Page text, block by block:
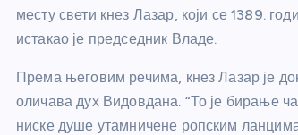
месту свети кнез Лазар, који се 1389.
истакао је председник Владе.
Према његовим речима, кнез Лазар је
оличава дух Видовдана. “То је бирање
ниске душе утамничене ропским